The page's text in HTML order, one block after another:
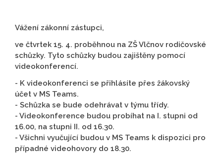
Vážení zákonní zástupci,
ve čtvrtek 15. 4. proběhnou na ZŠ Vlčnov rodičovské
schůzky. Tyto schůzky budou zajištěny pomocí
videokonferencí.
- K videokonferenci se přihlásíte přes žákovský
účet v MS Teams.
- Schůzka se bude odehrávat v týmu třídy.
- Videokonference budou probíhat na I. stupni od
16.00, na stupni II. od 16.30.
- Všichni vyučující budou v MS Teams k dispozici pro
případné videohovory do 18.30.